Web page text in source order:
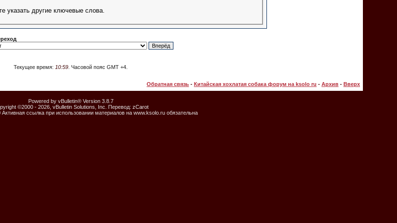
указать другие ключевые слова.
Текущее время: 10:59 . Часовой пояс GMT +4.
Обратная связь - Китайская хохлатая собака форум на ksolo ru - Архив - Вверх
Powered by vBulletin® Version 3.8.7
©2000 - 2026, vBulletin Solutions, Inc. Перевод: zCarot
ссылка при использовании материалов на www.ksolo.ru обязательна